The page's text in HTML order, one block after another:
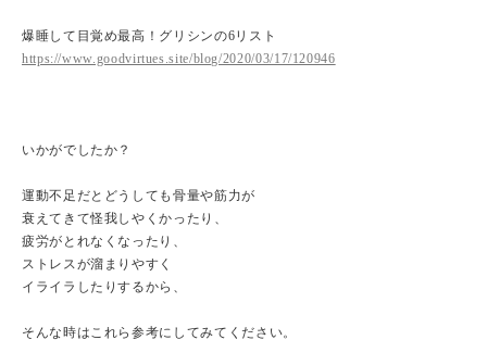
爆睡して目覚め最高！グリシンの6リスト
https://www.goodvirtues.site/blog/2020/03/17/120946
いかがでしたか？
運動不足だとどうしても骨量や筋力が
衰えてきて怪我しやくかったり、
疲労がとれなくなったり、
ストレスが溜まりやすく
イライラしたりするから、
そんな時はこれら参考にしてみてください。